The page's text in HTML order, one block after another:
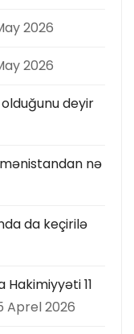
2026
2026
deyir
nə
da keçirilə
11
Aprel 2026